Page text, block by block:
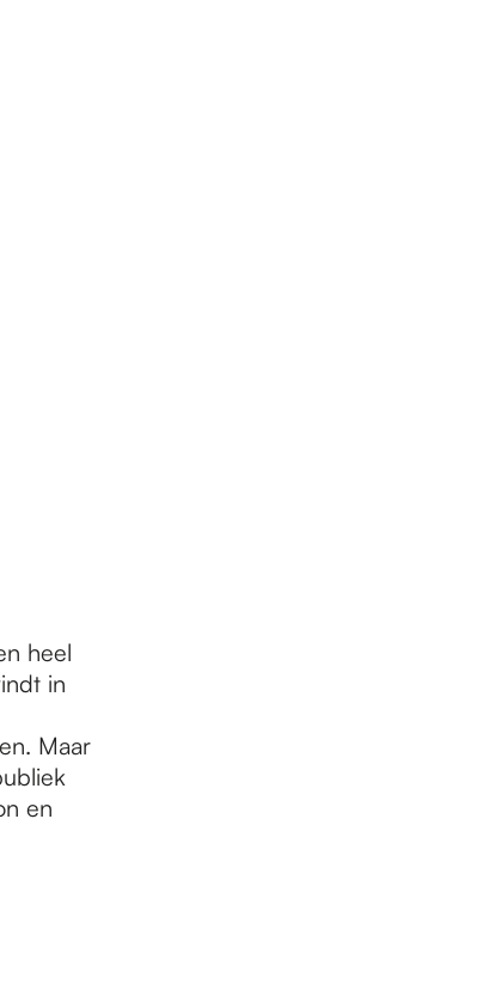
heel
in
Maar
en